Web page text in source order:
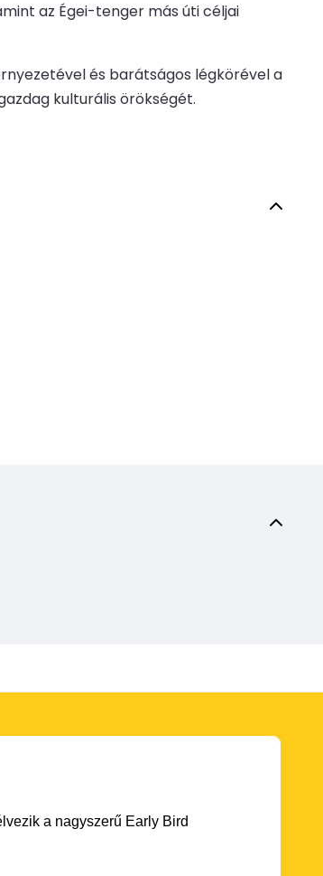
az Égei-tenger más úti céljai
és barátságos légkörével a
kulturális örökségét.
a nagyszerű Early Bird